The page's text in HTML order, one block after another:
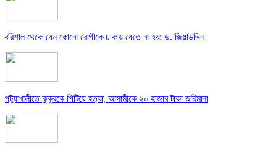
বরিশাল থেকে যেন কোনো রোগীকে ঢাকায় যেতে না হয়: ড. জিয়াউদ্দিন
পটুয়াখালীতে কুকুরকে পিটিয়ে হত্যা, আসামীকে ২০ হাজার টাকা জরিমানা